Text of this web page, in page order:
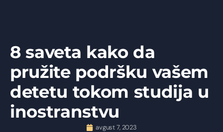
8 saveta kako da
pružite podršku vašem
detetu tokom studija u
inostranstvu
avgust 7, 2023